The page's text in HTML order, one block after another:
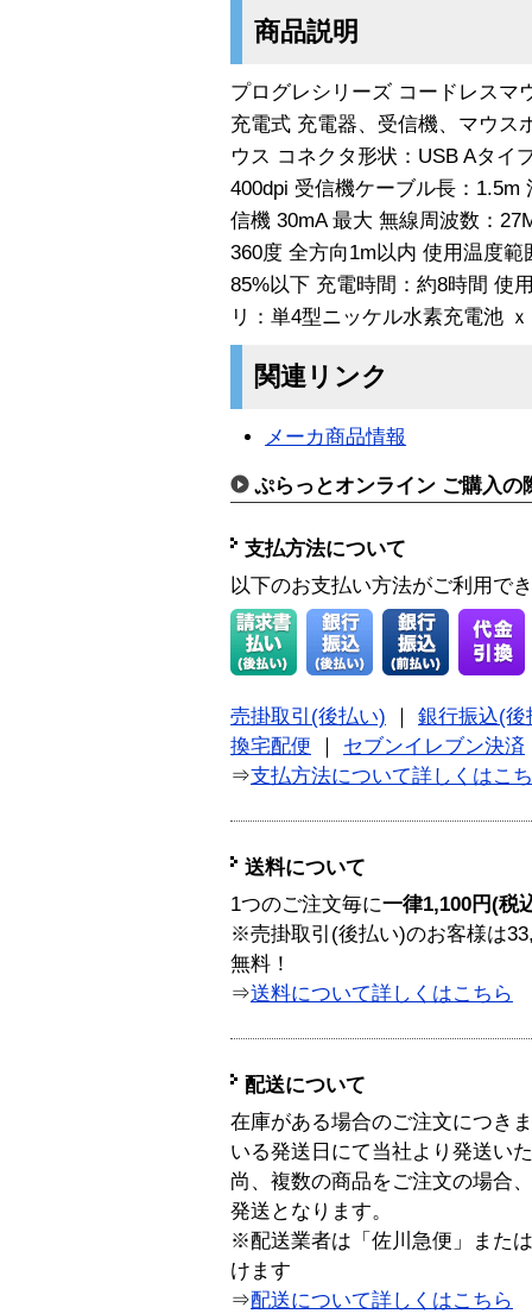
商品説明
プログレシリーズ コードレスマ
充電式 充電器、受信機、マウス
ウス コネクタ形状：USB Aタイ
400dpi 受信機ケーブル長：
信機 30mA 最大 無線周波数：
360度 全方向1m以内 使用温度
85%以下 充電時間：約8時間 使
リ：単4型ニッケル水素充電池
関連リンク
メーカ商品情報
ぷらっとオンライン ご購入の
支払方法について
以下のお支払い方法がご利用で
売掛取引(後払い)
銀行振込(後
換宅配便
セブンイレブン決済
⇒支払方法について詳しくはこ
送料について
1つのご注文毎に一律1,100円(税
※売掛取引(後払い)のお客様は
無料！
⇒送料について詳しくはこちら
配送について
在庫がある場合のご注文につき
いる発送日にて当社より発送い
尚、複数の商品をご注文の場合
発送となります。
※配送業者は「佐川急便」また
けます
⇒配送について詳しくはこちら